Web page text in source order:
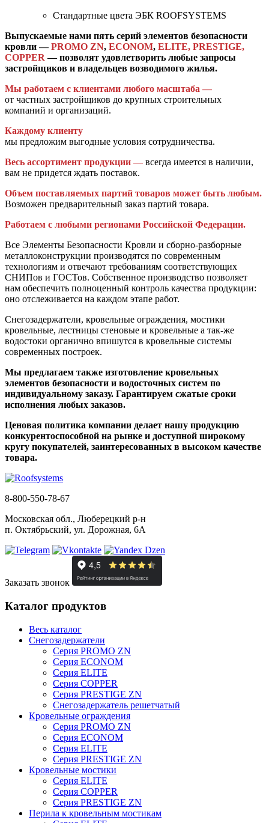
Стандартные цвета ЭБК ROOFSYSTEMS
Выпускаемые нами пять серий элементов безопасности
кровли —PROMO ZN, ECONOM, ELITE, PRESTIGE,
COPPER — позволят удовлетворить любые запросы
застройщиков и владельцев возводимого жилья.
Мы работаем с клиентами любого масштаба —
от частных застройщиков до крупных строительных
компаний и организаций.
Каждому клиенту
мы предложим выгодные условия сотрудничества.
Весь ассортимент продукции — всегда имеется в наличии,
вам не придется ждать поставок.
Объем поставляемых партий товаров может быть любым.
Возможен предварительный заказ партий товара.
Работаем с любыми регионами Российской Федерации.
Все Элементы Безопасности Кровли и сборно-разборные
металлоконструкции производятся по современным
технологиям и отвечают требованиям соответствующих
СНИПов и ГОСТов. Собственное производство позволяет
нам обеспечить полноценный контроль качества продукции:
оно отслеживается на каждом этапе работ.
Снегозадержатели, кровельные ограждения, мостики
кровельные, лестницы стеновые и кровельные а так-же
водостоки органично впишутся в кровельные системы
современных построек.
Мы предлагаем также изготовление кровельных
элементов безопасности и водосточных систем по
индивидуальному заказу. Гарантируем сжатые сроки
исполнения любых заказов.
Ценовая политика компании делает нашу продукцию
конкурентоспособной на рынке и доступной широкому
кругу покупателей, заинтересованных в высоком качестве
товара.
8-800-550-78-67
Московская обл., Люберецкий р-н
п. Октябрьский, ул. Дорожная, 6А
Заказать звонок
Каталог продуктов
Весь каталог
Снегозадержатели
Серия PROMO ZN
Серия ECONOM
Серия ELITE
Серия COPPER
Серия PRESTIGE ZN
Снегозадержатель решетчатый
Кровельные ограждения
Серия PROMO ZN
Серия ECONOM
Серия ELITE
Серия PRESTIGE ZN
Кровельные мостики
Серия ELITE
Серия COPPER
Серия PRESTIGE ZN
Перила к кровельным мостикам